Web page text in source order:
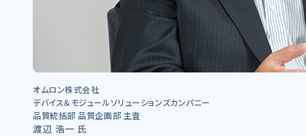
オムロン株式会社
デバイス＆モジュールソリューションズカンパニー
品質統括部 品質企画部 主査
渡辺 浩一 氏